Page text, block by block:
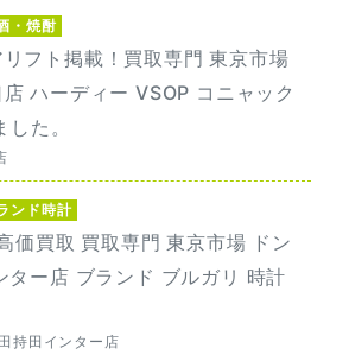
・焼酎
フト掲載！買取専門 東京市場
ハーディー VSOP コニャック
た。
ンド時計
価買取 買取専門 東京市場 ドン
ター店 ブランド ブルガリ 時計
持田インター店